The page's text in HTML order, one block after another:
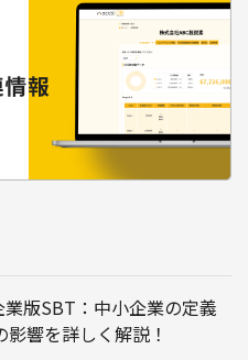
業版SBT：中小企業の定義
響を詳しく解説！